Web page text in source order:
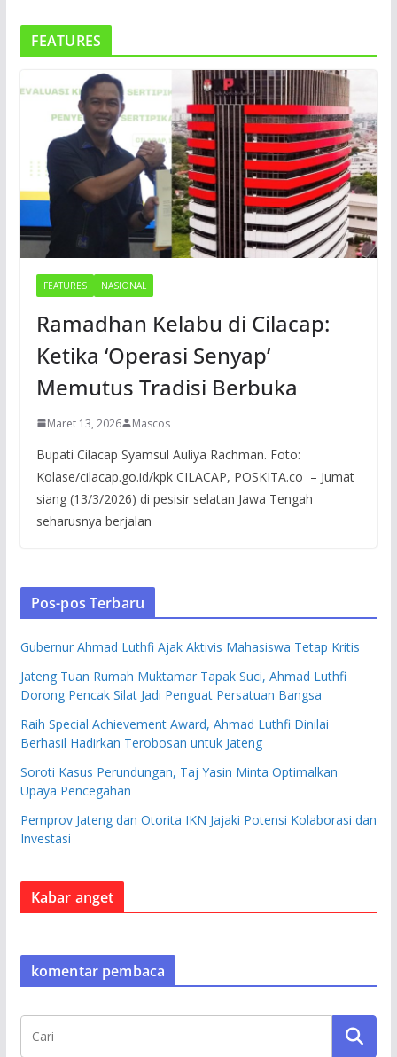
FEATURES
FEATURES NASIONAL
Ramadhan Kelabu di Cilacap:
Ketika ‘Operasi Senyap’
Memutus Tradisi Berbuka
Maret 13, 2026 Mascos
Bupati Cilacap Syamsul Auliya Rachman. Foto:
Kolase/cilacap.go.id/kpk CILACAP, POSKITA.co – Jumat
siang (13/3/2026) di pesisir selatan Jawa Tengah
seharusnya berjalan
Pos-pos Terbaru
Gubernur Ahmad Luthfi Ajak Aktivis Mahasiswa Tetap Kritis
Jateng Tuan Rumah Muktamar Tapak Suci, Ahmad Luthfi
Dorong Pencak Silat Jadi Penguat Persatuan Bangsa
Raih Special Achievement Award, Ahmad Luthfi Dinilai
Berhasil Hadirkan Terobosan untuk Jateng
Soroti Kasus Perundungan, Taj Yasin Minta Optimalkan
Upaya Pencegahan
Pemprov Jateng dan Otorita IKN Jajaki Potensi Kolaborasi dan
Investasi
Kabar anget
komentar pembaca